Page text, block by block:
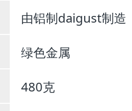
由铝制daigust制造
绿色金属
480克